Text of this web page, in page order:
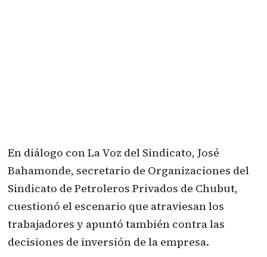
En diálogo con La Voz del Sindicato, José
Bahamonde, secretario de Organizaciones del
Sindicato de Petroleros Privados de Chubut,
cuestionó el escenario que atraviesan los
trabajadores y apuntó también contra las
decisiones de inversión de la empresa.